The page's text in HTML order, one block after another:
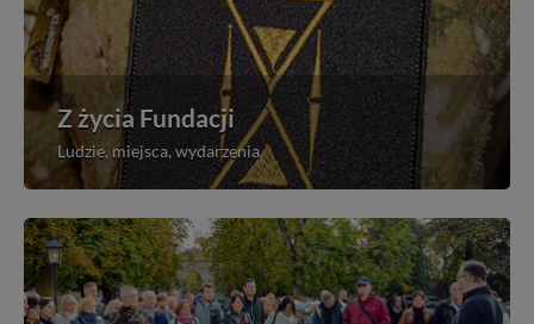
Z życia Fundacji
Ludzie, miejsca, wydarzenia